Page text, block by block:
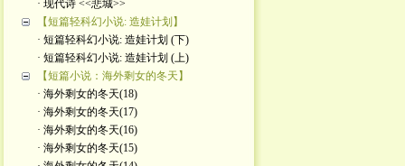
· 现代诗 <<悲城>>
【短篇轻科幻小说: 造娃计划】
· 短篇轻科幻小说: 造娃计划 (下)
· 短篇轻科幻小说: 造娃计划 (上)
【短篇小说：海外剩女的冬天】
· 海外剩女的冬天(18)
· 海外剩女的冬天(17)
· 海外剩女的冬天(16)
· 海外剩女的冬天(15)